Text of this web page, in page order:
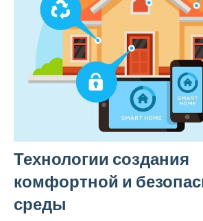
Технологии создания
комфортной и
среды